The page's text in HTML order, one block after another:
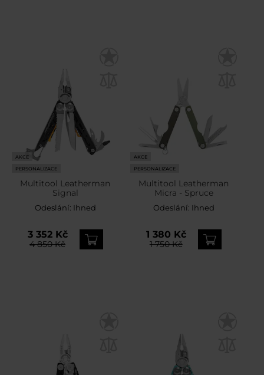
AKCE
PERSONALIZACE
Multitool Leatherman
Signal
Odeslání: Ihned
3 352 Kč
4 850 Kč
AKCE
PERSONALIZACE
Multitool Leatherman
Micra - Spruce
Odeslání: Ihned
1 380 Kč
1 750 Kč